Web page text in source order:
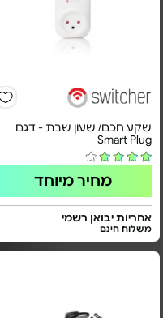
שקע חכם/ שעון שבת - דגם
Smart Plug
מחיר מיוחד
אחריות יבואן רשמי
משלוח חינם